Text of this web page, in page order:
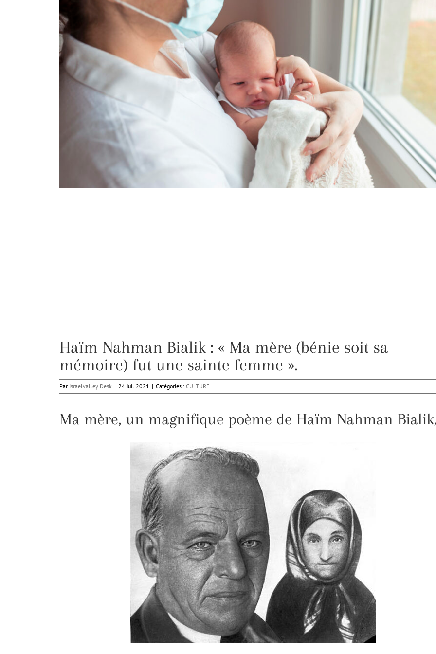
Haïm Nahman Bialik : « Ma mère (bénie soit sa
mémoire) fut une sainte femme ».
Par Israelvalley Desk | 24 Juil 2021 | Catégories : CULTURE
Ma mère, un magnifique poème de Haïm Nahman